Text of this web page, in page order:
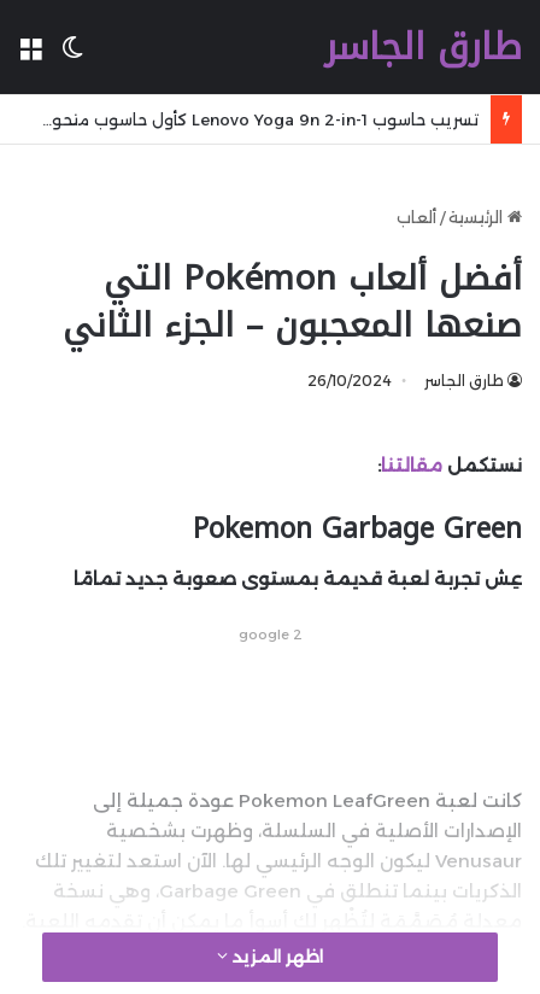
طارق الجاسر
الرئيسية/ ألعاب
أفضل ألعاب Pokémon التي
صنعها المعجبون – الجزء الثاني
طارق الجاسر 26/10/2024
نستكمل مقالتنا:
Pokemon Garbage Green
عِش تجربة لعبة قديمة بمستوى صعوبة جديد تمامًا
google 2
كانت لعبة Pokemon LeafGreen عودة جميلة إلى
الإصدارات الأصلية في السلسلة، وظهرت بشخصية
Venusaur ليكون الوجه الرئيسي لها. الآن استعد لتغيير تلك
الذكريات بينما تنطلق في Garbage Green، وهي نسخة
تُعرف اللعبة بتحدي Trashlocke، وهي مصممة لاختبار
اظهر المزيد